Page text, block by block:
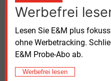
Werbefrei
Lesen Sie E&M plus
ohne Werbetracking.
E&M Probe-Abo ab.
Werbefrei lesen
Kaufen Sie den
erhalten Sie sofort